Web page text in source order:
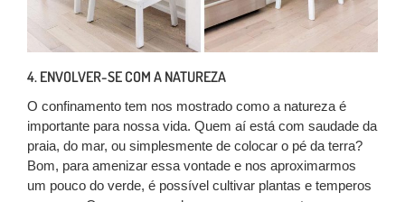
4. ENVOLVER-SE COM A NATUREZA
O confinamento tem nos mostrado como a natureza é
importante para nossa vida. Quem aí está com saudade da
praia, do mar, ou simplesmente de colocar o pé da terra?
Bom, para amenizar essa vontade e nos aproximarmos
um pouco do verde, é possível cultivar plantas e temperos